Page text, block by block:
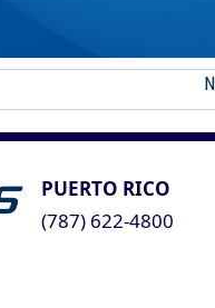
PUERTO RICO
(787) 622-4800